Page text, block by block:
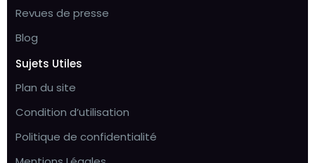
Revues de presse
Blog
Sujets Utiles
Plan du site
Condition d’utilisation
Politique de confidentialité